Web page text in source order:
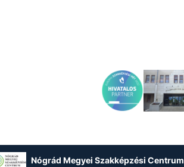
Nógrád Megyei Szakképzési Centrum